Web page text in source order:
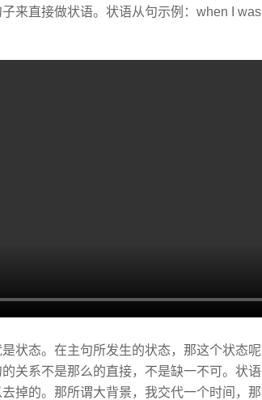
来直接做状语。状语从句示例：when I
状态。在主句所发生的状态，那这个状态
关系不是那么的直接，不是缺一不可。状
掉的。那所谓大背景，我交代一个时间，